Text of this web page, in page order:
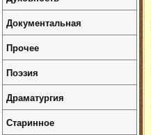
Документальная
Прочее
Поэзия
Драматургия
Старинное